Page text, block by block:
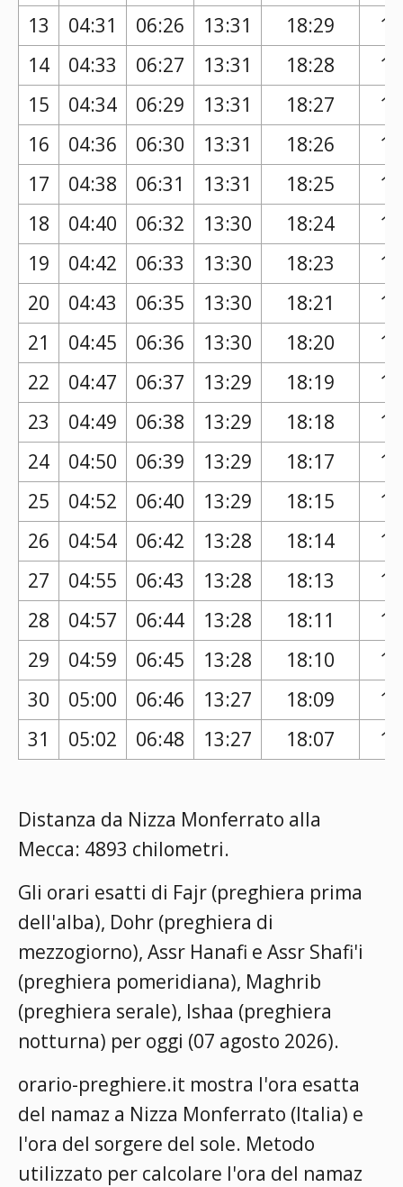
13 04:31 06:26 13:31 18:29
14
04:33 06:27 13:31 18:28
15
04:34 06:29 13:31 18:27
16
04:36 06:30 13:31 18:26
17
04:38 06:31 13:31 18:25
18
04:40 06:32 13:30 18:24
19
04:42 06:33 13:30 18:23
20
04:43 06:35 13:30 18:21
21
04:45 06:36 13:30 18:20
22
04:47 06:37 13:29 18:19
23
04:49 06:38 13:29 18:18
24
04:50 06:39 13:29 18:17
25
04:52 06:40 13:29 18:15
26
04:54 06:42 13:28 18:14
27
04:55 06:43 13:28 18:13
28
04:57 06:44 13:28 18:11
29
04:59 06:45 13:28 18:10
30
05:00 06:46 13:27 18:09
31
05:02 06:48 13:27 18:07
Distanza da Nizza Monferrato alla
Mecca: 4893 chilometri.
Gli orari esatti di Fajr (preghiera prima
dell'alba), Dohr (preghiera di
mezzogiorno), Assr Hanafi e Assr Shafi'i
(preghiera pomeridiana), Maghrib
(preghiera serale), Ishaa (preghiera
notturna) per oggi (07 agosto 2026).
orario-preghiere.it mostra l'ora esatta
del namaz a Nizza Monferrato (Italia) e
l'ora del sorgere del sole. Metodo
utilizzato per calcolare l'ora del namaz